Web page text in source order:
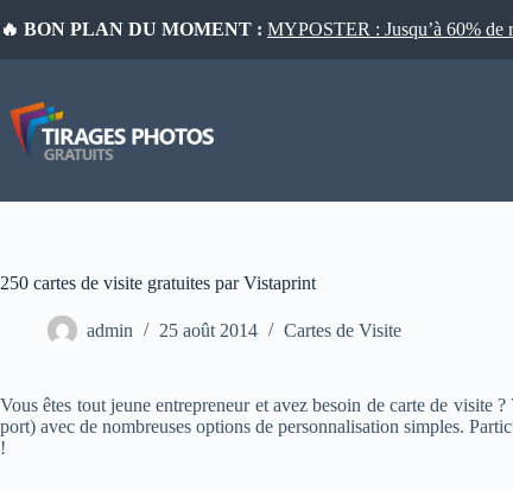
au
🔥 BON PLAN DU MOMENT : MYPOSTER : Jusqu’à 60% de
250 cartes de visite gratuites par Vistaprint
admin 25 août 2014 Cartes de Visite
Vous êtes tout jeune entrepreneur et avez besoin de carte de visite
port) avec de nombreuses options de personnalisation simples.
!